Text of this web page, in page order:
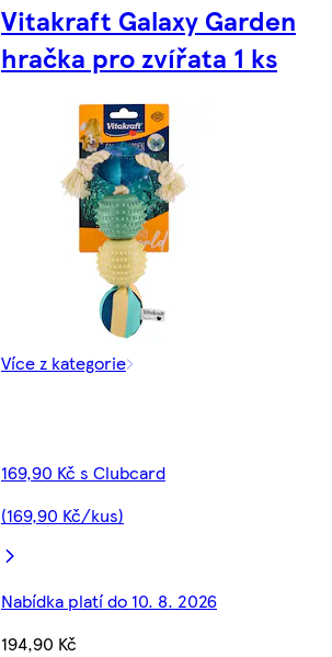
Vitakraft Galaxy Garden
hračka pro zvířata 1 ks
Více z kategorie
169,90 Kč s Clubcard
(169,90 Kč/kus)
Nabídka platí do 10. 8. 2026
194,90 Kč